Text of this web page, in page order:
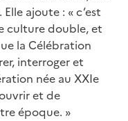
ajoute : « c’est
culture double, et
la Célébration
interroger et
née au XXIe
et de
époque. »